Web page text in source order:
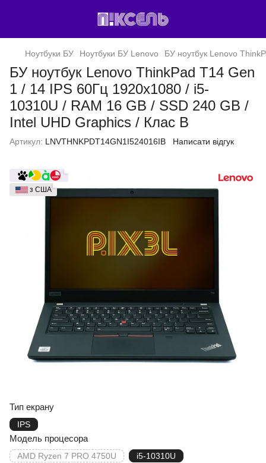
Ноутбуки БУ Ноутбуки БУ Lenovo БУ ноутбук Lenovo
БУ ноутбук Lenovo ThinkPad T14 Gen
1 / 14 IPS 60Гц 1920x1080 / i5-
10310U / RAM 16 GB / SSD 240 GB /
Intel UHD Graphics / Клас B
Артикул: LNVTHNKPDT14GN1I524016IB Написати відгук
з США
Тип екрану
IPS
Модель процесора
AMD Ryzen 7 PRO 4750U i5-10310U